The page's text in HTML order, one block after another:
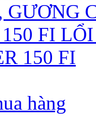
GƯƠNG
FI
150 FI
hàng